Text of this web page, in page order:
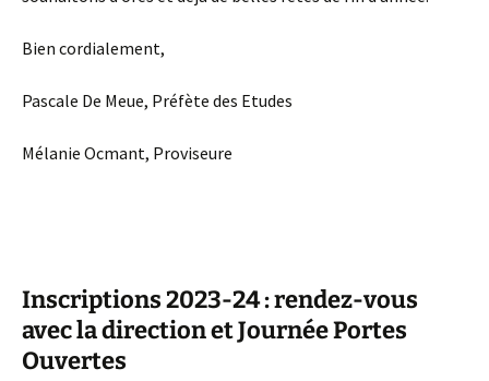
Bien cordialement,
Pascale De Meue, Préfète des Etudes
Mélanie Ocmant, Proviseure
Inscriptions 2023-24 : rendez-vous
avec la direction et Journée Portes
Ouvertes